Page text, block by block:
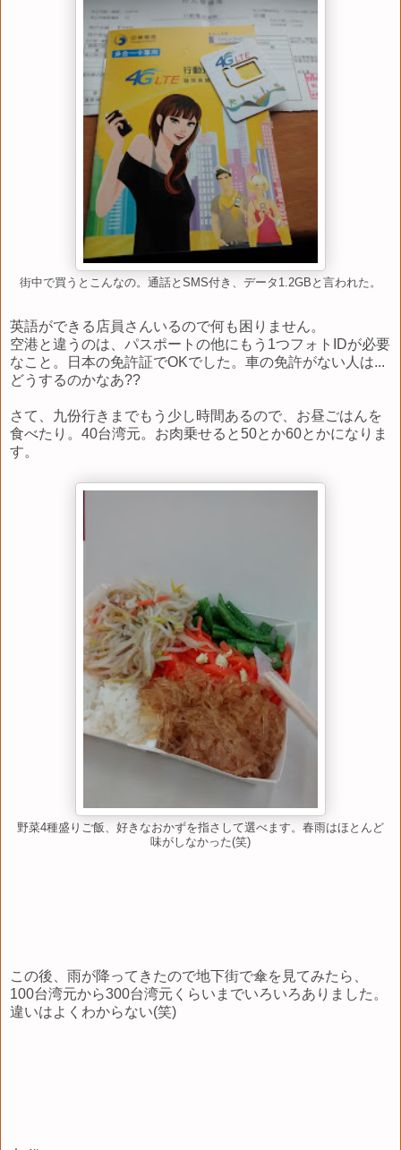
街中で買うとこんなの。通話とSMS付き、データ1.2GBと言われた。
英語ができる店員さんいるので何も困りません。
空港と違うのは、パスポートの他にもう1つフォトIDが必要
なこと。日本の免許証でOKでした。車の免許がない人は...
どうするのかなあ??
さて、九份行きまでもう少し時間あるので、お昼ごはんを
食べたり。40台湾元。お肉乗せると50とか60とかになりま
す。
野菜4種盛りご飯、好きなおかずを指さして選べます。春雨はほとんど
味がしなかった(笑)
この後、雨が降ってきたので地下街で傘を見てみたら、
100台湾元から300台湾元くらいまでいろいろありました。
違いはよくわからない(笑)